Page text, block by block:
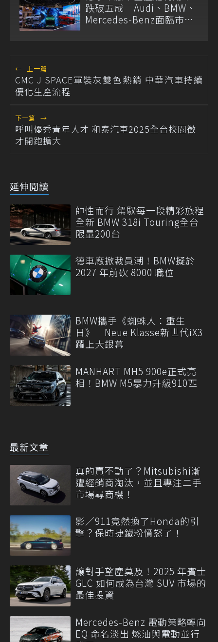
跌破五成 Audi、BMW、
Mercedes-Benz面臨市場
← 上一篇
CMC J SPACE軍裝灰雙色熱銷 中華汽車持續
優化生產流程
下一篇 →
呼叫優秀青年人才 和泰汽車2025全台校園徵
才開跑擴大
延伸閱讀
帥性而行 駕馭每一段精彩旅程
全新 BMW 318i Touring全台
限量200台
德車廠掀裁員潮！BMW擬於
2027 年前砍 8000 職位
BMW攜手《蜘蛛人：重生
日》 Neue Klasse新世代iX3
躍上大銀幕
MANHART MH5 900e正式亮
相！BMW M5暴力升級910匹
最新文章
真的賣不動了？Mitsubishi漸
遭經銷商淘汰，並且專注二手
市場尋商機！
影／911竟然換了Honda的引
擎？保時捷鐵粉憤怒了！
讓對手望塵莫及！2025 年賓士
GLC 如何成為台灣 SUV 市場的
最佳投資
Mercedes-Benz 電動策略轉向
EQ 命名淡出 燃油與電動並行